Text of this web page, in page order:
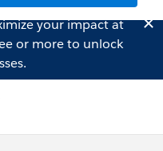
your impact at
or more to unlock